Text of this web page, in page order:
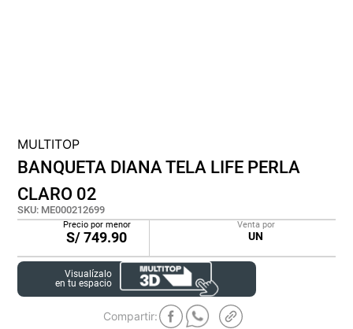
MULTITOP
BANQUETA DIANA TELA LIFE PERLA
CLARO 02
SKU: ME000212699
Precio por menor
S/749.90
Venta por
UN
Visualízalo
en tu espacio